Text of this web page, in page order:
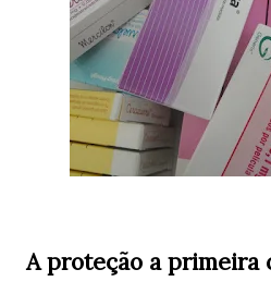
A proteção a primeira